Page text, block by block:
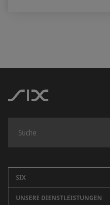
SIX
Unternehmen
UNSERE DIENSTLEISTUNGEN